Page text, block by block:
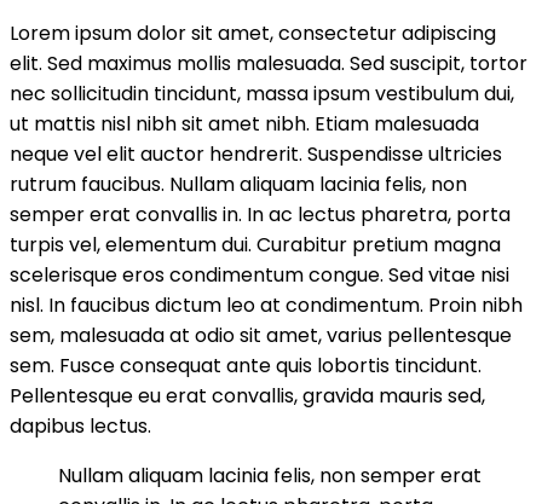
Lorem ipsum dolor sit amet, consectetur adipiscing
elit. Sed maximus mollis malesuada. Sed suscipit, tortor
nec sollicitudin tincidunt, massa ipsum vestibulum dui,
ut mattis nisl nibh sit amet nibh. Etiam malesuada
neque vel elit auctor hendrerit. Suspendisse ultricies
rutrum faucibus. Nullam aliquam lacinia felis, non
semper erat convallis in. In ac lectus pharetra, porta
turpis vel, elementum dui. Curabitur pretium magna
scelerisque eros condimentum congue. Sed vitae nisi
nisl. In faucibus dictum leo at condimentum. Proin nibh
sem, malesuada at odio sit amet, varius pellentesque
sem. Fusce consequat ante quis lobortis tincidunt.
Pellentesque eu erat convallis, gravida mauris sed,
dapibus lectus.
Nullam aliquam lacinia felis, non semper erat